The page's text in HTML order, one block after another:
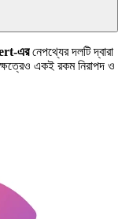
এরনেপথ্যের দলটি দ্বারা
একই রকম নিরাপদ ও